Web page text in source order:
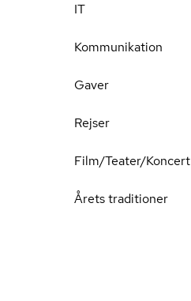
IT
Kommunikation
Gaver
Rejser
Film/Teater/Koncert
Årets traditioner